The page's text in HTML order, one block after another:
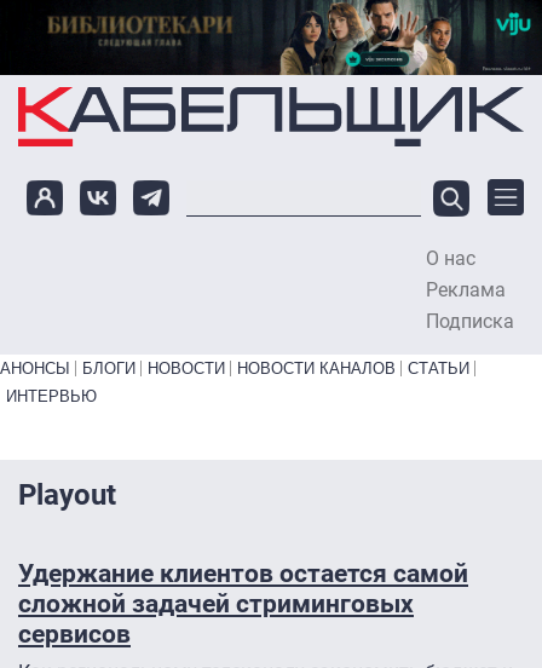
Перейти к основному содержанию
О нас
Реклама
Подписка
Primary links bottom
АНОНСЫ БЛОГИ НОВОСТИ НОВОСТИ КАНАЛОВ
СТАТЬИ
ИНТЕРВЬЮ
Playout
Удержание клиентов остается самой
сложной задачей стриминговых
сервисов